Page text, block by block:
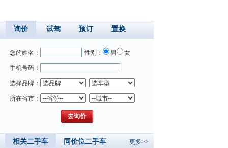
询价 试驾 预订 置换
您的姓名： 性别： 男 女
手机号码：
选择品牌：
所在省市：
相关二手车 同价位二手车 更多>>